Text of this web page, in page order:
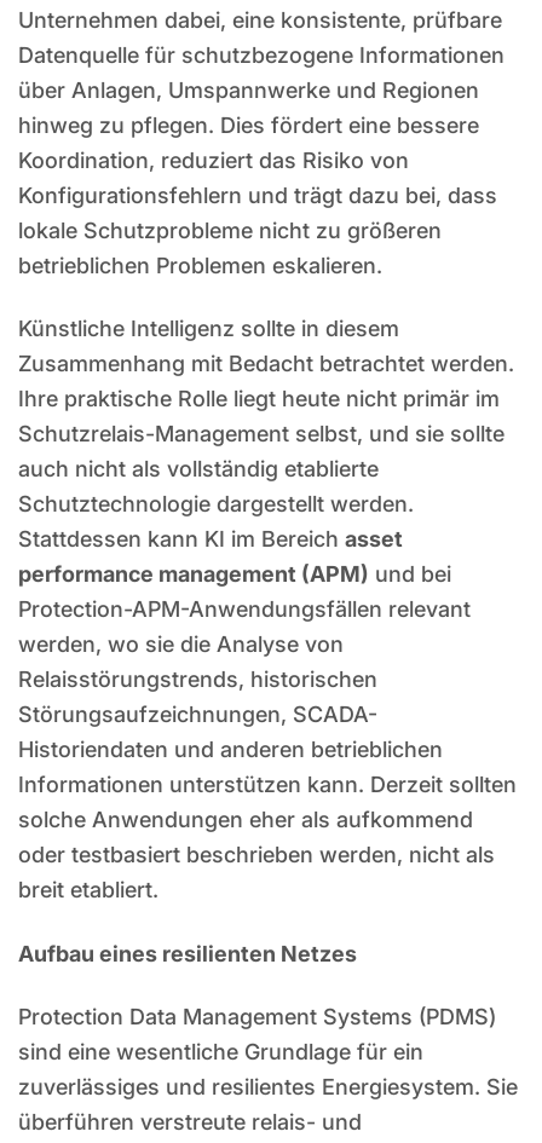
Unternehmen dabei, eine konsistente, prüfbare
Datenquelle für schutzbezogene Informationen
über Anlagen, Umspannwerke und Regionen
hinweg zu pflegen. Dies fördert eine bessere
Koordination, reduziert das Risiko von
Konfigurationsfehlern und trägt dazu bei, dass
lokale Schutzprobleme nicht zu größeren
betrieblichen Problemen eskalieren.
Künstliche Intelligenz sollte in diesem
Zusammenhang mit Bedacht betrachtet werden.
Ihre praktische Rolle liegt heute nicht primär im
Schutzrelais-Management selbst, und sie sollte
auch nicht als vollständig etablierte
Schutztechnologie dargestellt werden.
Stattdessen kann KI im Bereich asset
performance management (APM) und bei
Protection-APM-Anwendungsfällen relevant
werden, wo sie die Analyse von
Relaisstörungstrends, historischen
Störungsaufzeichnungen, SCADA-
Historiendaten und anderen betrieblichen
Informationen unterstützen kann. Derzeit sollten
solche Anwendungen eher als aufkommend
oder testbasiert beschrieben werden, nicht als
breit etabliert.
Aufbau eines resilienten Netzes
Protection Data Management Systems (PDMS)
sind eine wesentliche Grundlage für ein
zuverlässiges und resilientes Energiesystem. Sie
überführen verstreute relais- und